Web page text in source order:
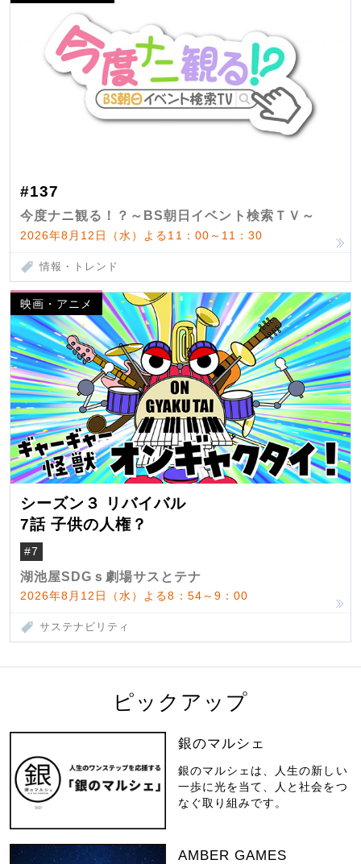
#137
今度ナニ観る！？～BS朝日イベント検索ＴＶ～
2026年8月12日（水）よる11：00～11：30
情報・トレンド
映画・アニメ
シーズン３ リバイバル
7話 子供の人権？
#7
湖池屋SDGｓ劇場サスとテナ
2026年8月12日（水）よる8：54～9：00
サステナビリティ
ピックアップ
銀のマルシェ
銀のマルシェは、人生の新しい
一歩に光を当て、人と社会をつ
なぐ取り組みです。
AMBER GAMES